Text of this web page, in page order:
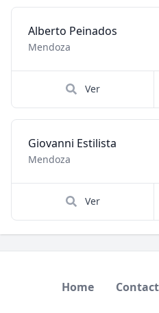
Alberto Peinados
Mendoza
Ver
Giovanni Estilista
Mendoza
Ver
Home